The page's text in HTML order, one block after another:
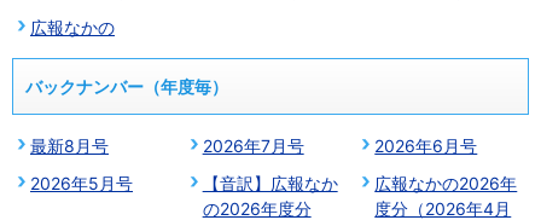
広報なかの
バックナンバー（年度毎）
最新8月号 2026年7月号
2026年6月号
2026年5月号
【音訳】広報なか
の2026年度分
広報なかの2026年
度分（2026年4月